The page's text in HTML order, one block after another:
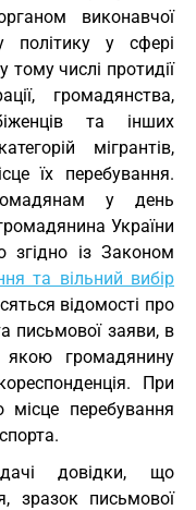
виконавчої
політику у сфері
у тому числі протидії
громадянства,
та інших
мігрантів,
їх перебування.
у день
України
згідно із Законом
та вільний вибір
відомості про
письмової заяви, в
якою громадянину
При
місце перебування
довідки, що
зразок письмової